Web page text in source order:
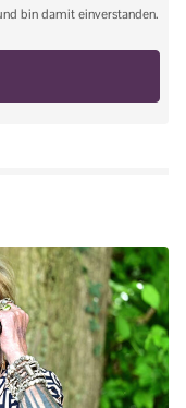
bin damit einverstanden.